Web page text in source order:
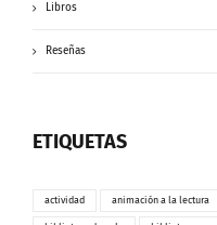
Libros
Reseñas
ETIQUETAS
actividad animación a la lectura